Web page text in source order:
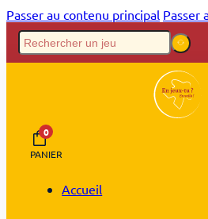
Passer au contenu principal Passer
0
PANIER
Accueil